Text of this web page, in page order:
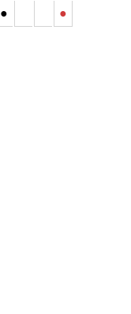
● ●